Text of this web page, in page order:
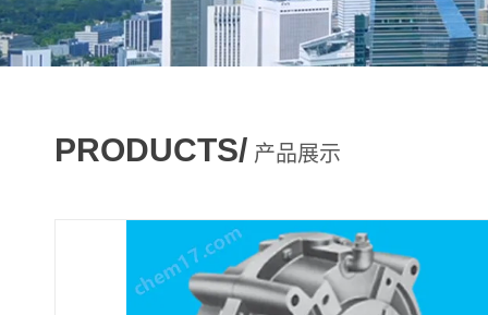
PRODUCTS/ 产品展示